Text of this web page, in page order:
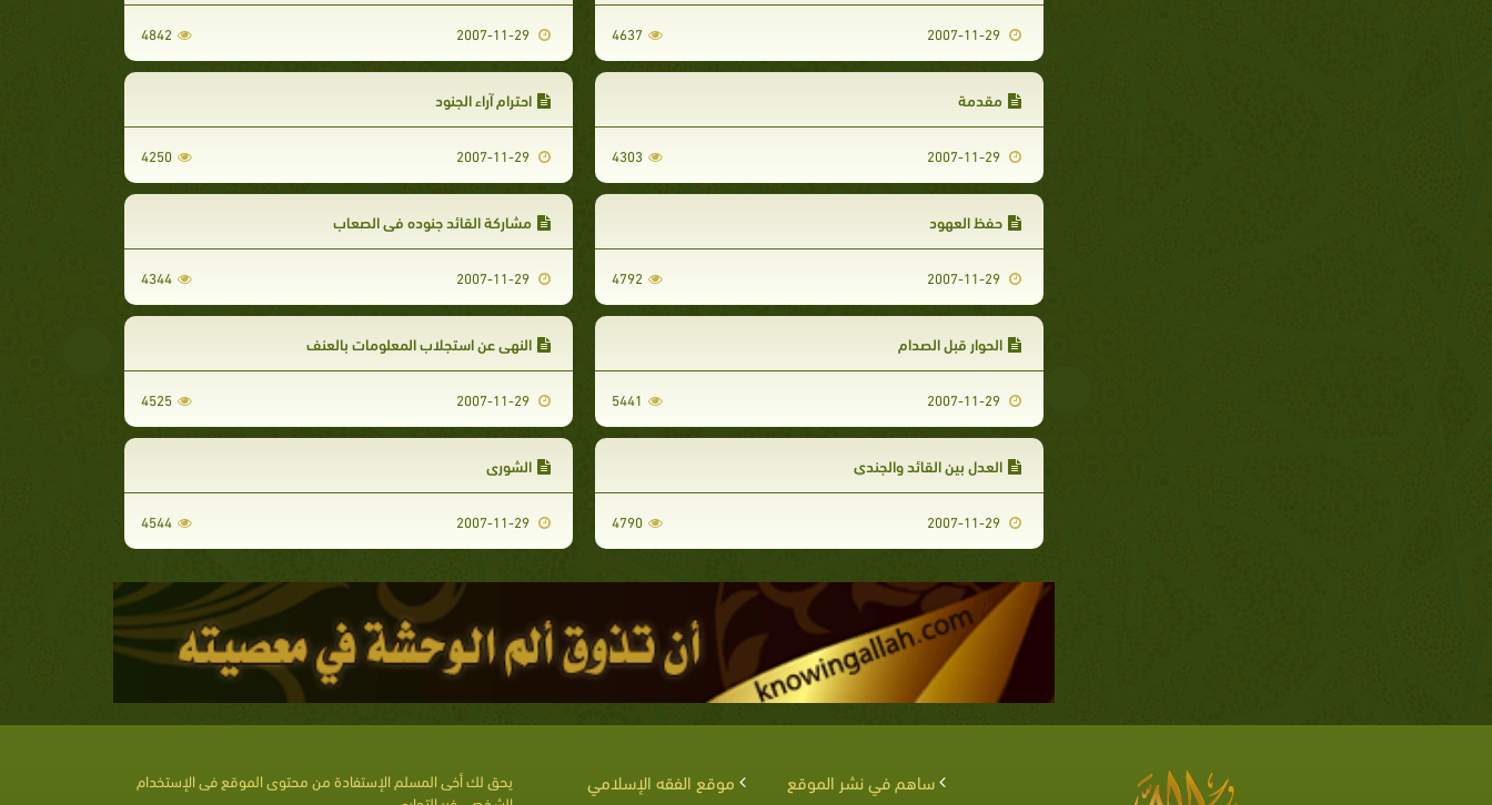
2007-11-29
4637
2007-11-29
4842
مقدمة
2007-11-29
4303
احترام آراء الجنود
2007-11-29
4250
حفظ العهود
2007-11-29
4792
مشاركة القائد جنوده في الصعاب
2007-11-29
4344
الحوار قبل الصدام
2007-11-29
5441
النهي عن استجلاب المعلومات بالعنف
2007-11-29
4525
العدل بين القائد والجندي
2007-11-29
4790
الشورى
2007-11-29
4544
ساهم في نشر الموقع
موقع الفقه الإسلامي
يحق لك أخى المسلم الإستفادة من محتوى الموقع فى الإستخدام